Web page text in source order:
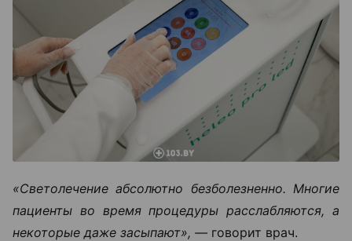
«Светолечение абсолютно безболезненно. Многие
пациенты во время процедуры расслабляются, а
некоторые даже засыпают», — говорит врач.